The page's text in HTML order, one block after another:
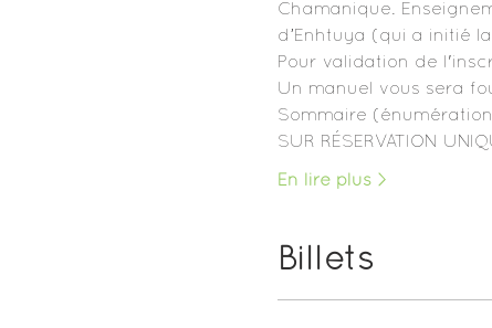
Chamanique.
d’Enhtuya (qui a initié
Pour validation de
Un manuel vous sera
Sommaire
SUR RÉSERVATION
En lire plus >
Billets